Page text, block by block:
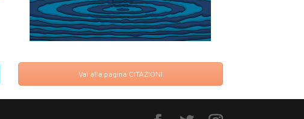
Vai alla pagina CITAZIONI